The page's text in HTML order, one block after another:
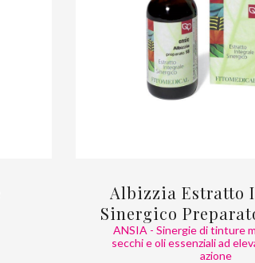
Albizzia Estratto
Sinergico
ANSIA - Sinergie di tinture
secchi e oli essenziali ad
azione